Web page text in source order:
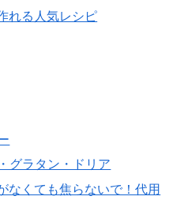
れる人気レシピ
グラタン・ドリア
なくても焦らないで！代用